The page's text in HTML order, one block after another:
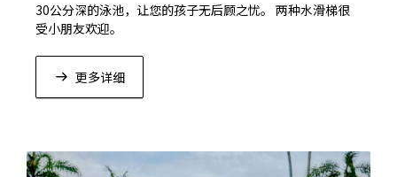
30公分深的泳池，让您的孩子无后顾之忧。 两种水滑梯很
受小朋友欢迎。
更多详细